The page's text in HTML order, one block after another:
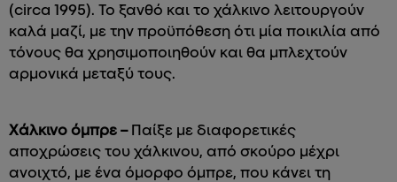
(circa 1995). Το ξανθό και το χάλκινο λειτουργούν
καλά μαζί, με την προϋπόθεση ότι μία ποικιλία από
τόνους θα χρησιμοποιηθούν και θα μπλεχτούν
αρμονικά μεταξύ τους.
Χάλκινο όμπρε –Παίξε με διαφορετικές
αποχρώσεις του χάλκινου, από σκούρο μέχρι
ανοιχτό, με ένα όμορφο όμπρε, που κάνει τη